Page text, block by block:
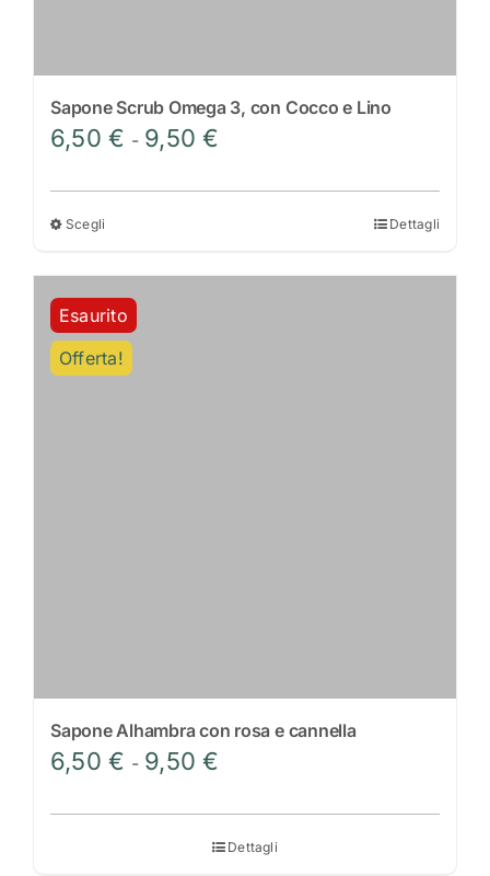
Sapone Scrub Omega 3, con Cocco e Lino
6,50€ - 9,50€
prezzo:
a
Scegli
più
varianti.
Le
Dettagli
Esaurito
Offerta!
Sapone Alhambra con rosa e cannella
6,50€ - 9,50€
prezzo:
daDettagli